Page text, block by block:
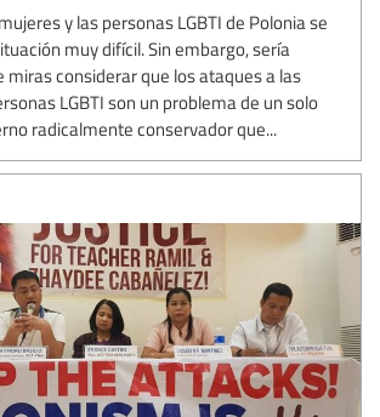
y las personas LGBTI de Polonia se
muy difícil. Sin embargo, sería
miras considerar que los ataques a las
LGBTI son un problema de un solo
radicalmente conservador que...